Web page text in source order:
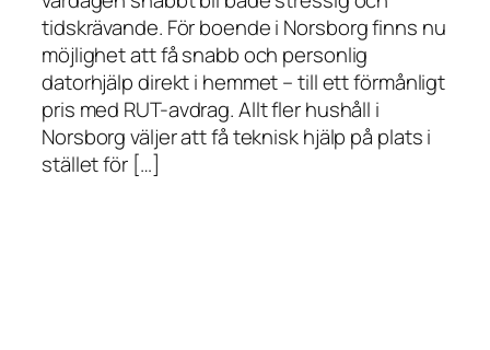
tidskrävande. För boende i Norsborg finns nu
möjlighet att få snabb och personlig
datorhjälp direkt i hemmet – till ett förmånligt
pris med RUT-avdrag. Allt fler hushåll i
Norsborg väljer att få teknisk hjälp på plats i
stället för […]